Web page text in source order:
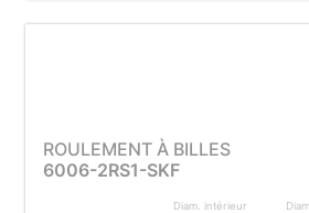
ROULEMENT À BILLES
6006-2RS1-SKF
Diam. intérieur